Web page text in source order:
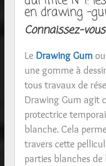
en drawing -
Connaissez-
Le Drawing Gum
une gomme à
tous travaux de
Drawing Gum agit
protectrice
blanche. Cela
travers cette
parties blanches de